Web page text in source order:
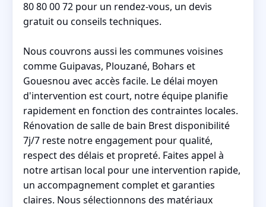
80 80 00 72 pour un rendez-vous, un devis
gratuit ou conseils techniques.
Nous couvrons aussi les communes voisines
comme Guipavas, Plouzané, Bohars et
Gouesnou avec accès facile. Le délai moyen
d'intervention est court, notre équipe planifie
rapidement en fonction des contraintes locales.
Rénovation de salle de bain Brest disponibilité
7j/7 reste notre engagement pour qualité,
respect des délais et propreté. Faites appel à
notre artisan local pour une intervention rapide,
un accompagnement complet et garanties
claires. Nous sélectionnons des matériaux